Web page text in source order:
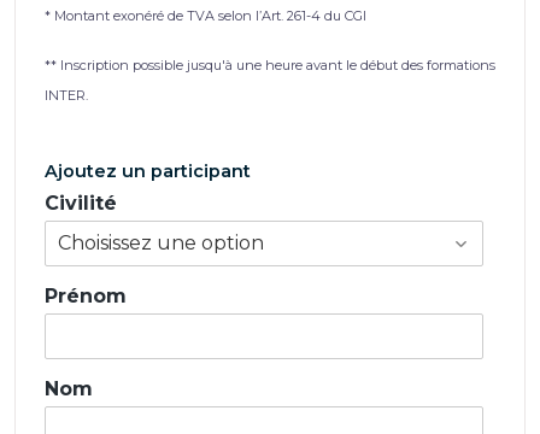
* Montant exonéré de TVA selon l’Art. 261-4 du CGI
** Inscription possible jusqu'à une heure avant le début des formations
INTER.
Ajoutez un participant
Civilité
Prénom
Nom